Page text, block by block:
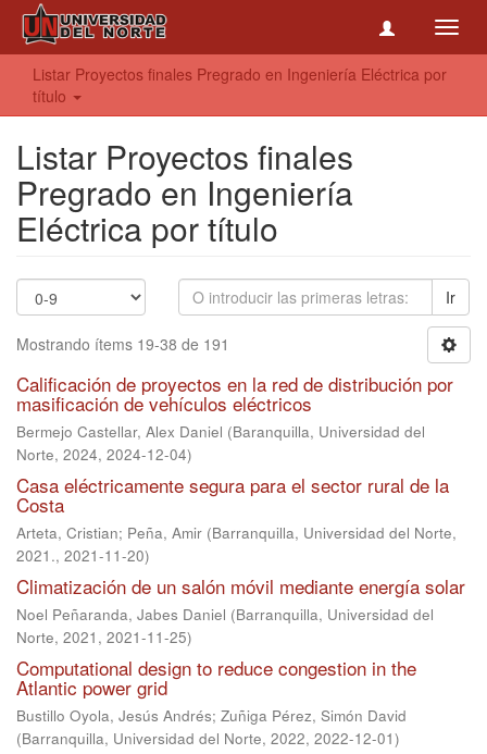
Listar Proyectos finales Pregrado en Ingeniería Eléctrica por
título
Listar Proyectos finales
Pregrado en Ingeniería
Eléctrica por título
Ir
Mostrando ítems 19-38 de 191
Calificación de proyectos en la red de distribución por
masificación de vehículos eléctricos
Bermejo Castellar, Alex Daniel (Baranquilla, Universidad del
Norte, 2024, 2024-12-04)
Casa eléctricamente segura para el sector rural de la
Costa
Arteta, Cristian; Peña, Amir (Barranquilla, Universidad del Norte,
2021., 2021-11-20)
Climatización de un salón móvil mediante energía solar
Noel Peñaranda, Jabes Daniel (Barranquilla, Universidad del
Norte, 2021 , 2021-11-25)
Computational design to reduce congestion in the
Atlantic power grid
Bustillo Oyola, Jesús Andrés; Zuñiga Pérez, Simón David
(Barranquilla, Universidad del Norte, 2022, 2022-12-01)